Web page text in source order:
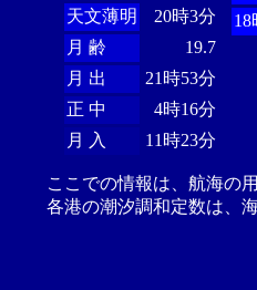
天文薄明
20時3分
月 齢
19.7
月 出
21時53分
正 中
4時16分
月 入
11時23分
18
ここでの情報は、航海の
各港の潮汐調和定数は、